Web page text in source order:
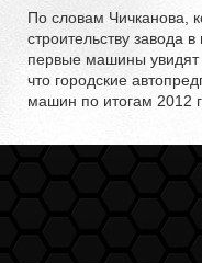
По словам Чичканова,
строительству завода
первые машины увидят
что городские
машин по итогам 2012